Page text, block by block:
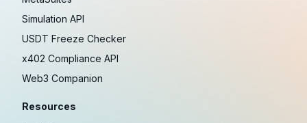
Simulation API
USDT Freeze Checker
x402 Compliance API
Web3 Companion
Resources